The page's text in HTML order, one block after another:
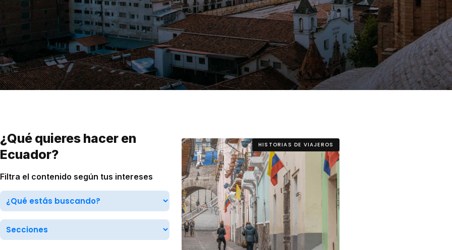
Working Holidays
Reino Unido
Suecia
VER TODAS LAS EXPERIENCIAS Estudia Business en Auckland
Estudia
Toronto
¿Qué quieres hacer en
Ecuador?
Filtra el contenido según tus intereses
HISTORIAS DE VIAJEROS